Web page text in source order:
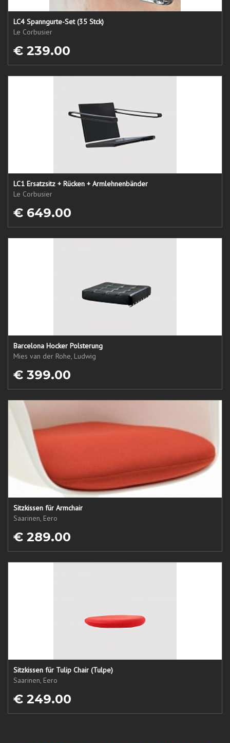
LC4 Spanngurte-Set (35 Stck)
Le Corbusier
€ 239.00
LC1 Ersatzsitz + Rücken + Armlehnenbänder
Le Corbusier
€ 649.00
Barcelona Hocker Polsterung
Mies van der Rohe, Ludwig
€ 399.00
Sitzkissen für Armchair
Saarinen, Eero
€ 289.00
Sitzkissen für Tulip Chair (Tulpe)
Saarinen, Eero
€ 249.00